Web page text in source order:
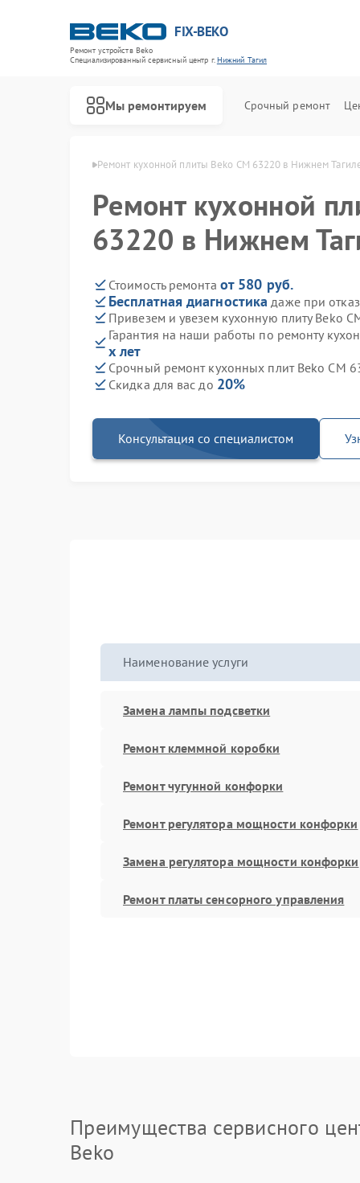
FIX-BEKO
Ремонт устройств Beko
Специализированный cервисный центр г.Нижний Тагил
Мы ремонтируем Срочный ремонт
Ремонт кухонной плиты Beko CM 63220 в Нижнем
Ремонт кухонной
63220 в Нижнем
Стоимость ремонта от 580 руб.
Бесплатная диагностика даже при
Привезем и увезем кухонную плиту Beko
Гарантия на наши работы по ремонту
х лет
Срочный ремонт кухонных плит Beko CM
Скидка для вас до 20%
Консультация со специалистом
Наименование услуги
Замена лампы подсветки
Ремонт клеммной коробки
Ремонт чугунной конфорки
Ремонт регулятора мощности конфорки
Замена регулятора мощности конфорки
Ремонт платы сенсорного управления
Преимущества сервисного
Beko